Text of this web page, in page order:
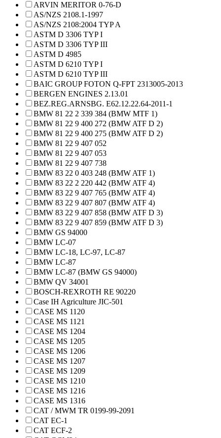
ARVIN MERITOR 0-76-D
AS/NZS 2108.1-1997
AS/NZS 2108:2004 TYP A
ASTM D 3306 TYP I
ASTM D 3306 TYP III
ASTM D 4985
ASTM D 6210 TYP I
ASTM D 6210 TYP III
BAIC GROUP FOTON Q-FPT 2313005-2013
BERGEN ENGINES 2.13.01
BEZ.REG.ARNSBG. E62.12.22.64-2011-1
BMW 81 22 2 339 384 (BMW MTF 1)
BMW 81 22 9 400 272 (BMW ATF D 2)
BMW 81 22 9 400 275 (BMW ATF D 2)
BMW 81 22 9 407 052
BMW 81 22 9 407 053
BMW 81 22 9 407 738
BMW 83 22 0 403 248 (BMW ATF 1)
BMW 83 22 2 220 442 (BMW ATF 4)
BMW 83 22 9 407 765 (BMW ATF 4)
BMW 83 22 9 407 807 (BMW ATF 4)
BMW 83 22 9 407 858 (BMW ATF D 3)
BMW 83 22 9 407 859 (BMW ATF D 3)
BMW GS 94000
BMW LC-07
BMW LC-18, LC-97, LC-87
BMW LC-87
BMW LC-87 (BMW GS 94000)
BMW QV 34001
BOSCH-REXROTH RE 90220
Case IH Agriculture JIC-501
CASE MS 1120
CASE MS 1121
CASE MS 1204
CASE MS 1205
CASE MS 1206
CASE MS 1207
CASE MS 1209
CASE MS 1210
CASE MS 1216
CASE MS 1316
CAT / MWM TR 0199-99-2091
CAT EC-1
CAT ECF-2